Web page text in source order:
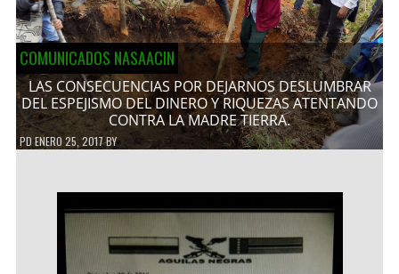
COMUNICADOS NASAACIN
LAS CONSECUENCIAS POR DEJARNOS DESLUMBRAR
DEL ESPEJISMO DEL DINERO Y RIQUEZAS ATENTANDO
CONTRA LA MADRE TIERRA.
PDENERO 25, 2017BY